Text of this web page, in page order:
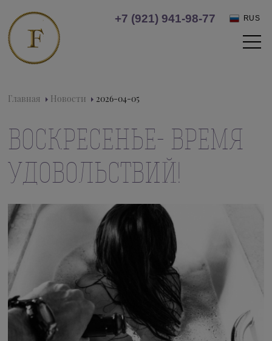
+7 (921) 941-98-77 RUS
Главная Новости 2026-04-05
ВОСКРЕСЕНЬЕ- ВРЕМЯ
УДОВОЛЬСТВИЙ!